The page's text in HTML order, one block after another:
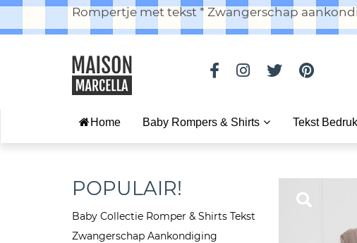
Rompertje met tekst * Zwangerschap
Home Baby Rompers & Shirts Tekst
POPULAIR!
Baby Collectie Romper & Shirts Tekst
Zwangerschap Aankondiging